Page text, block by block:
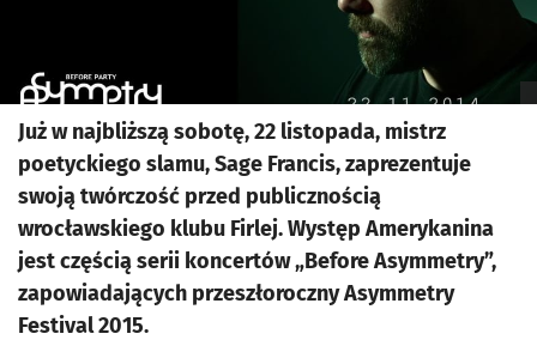
Już w najbliższą sobotę, 22 listopada, mistrz
poetyckiego slamu, Sage Francis, zaprezentuje
swoją twórczość przed publicznością
wrocławskiego klubu Firlej. Występ Amerykanina
jest częścią serii koncertów „Before Asymmetry”,
zapowiadających przeszłoroczny Asymmetry
Festival 2015.